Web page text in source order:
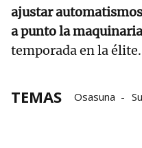
ajustar
a punto la
temporada en la élite.
TEMAS Osasuna